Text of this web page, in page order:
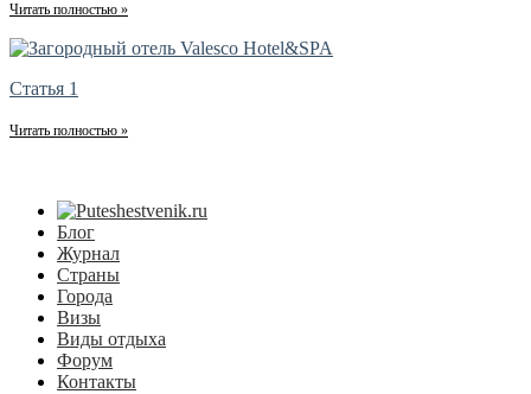
Читать полностью »
Статья 1
Читать полностью »
Блог
Журнал
Страны
Города
Визы
Виды отдыха
Форум
Контакты